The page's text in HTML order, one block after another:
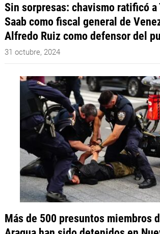
Sin sorpresas: chavismo ratificó a
Saab como fiscal general de
Alfredo Ruiz como defensor del
31 octubre, 2024
Más de 500 presuntos miembros